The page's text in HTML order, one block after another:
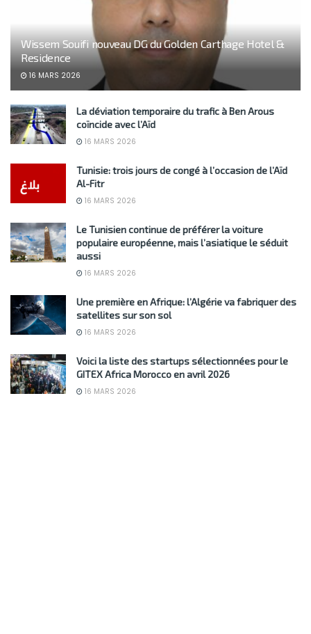
Wissem Souifi nouveau DG du Golden Carthage Hotel &
Residence
16 MARS 2026
La déviation temporaire du trafic à Ben Arous
coïncide avec l’Aïd
16 MARS 2026
Tunisie: trois jours de congé à l’occasion de l’Aïd
Al-Fitr
16 MARS 2026
Le Tunisien continue de préférer la voiture
populaire européenne, mais l’asiatique le séduit
aussi
16 MARS 2026
Une première en Afrique: l’Algérie va fabriquer des
satellites sur son sol
16 MARS 2026
Voici la liste des startups sélectionnées pour le
GITEX Africa Morocco en avril 2026
16 MARS 2026